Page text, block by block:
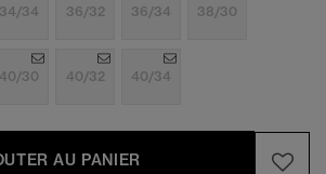
34/34 36/32 36/34 38/30
40/30 40/32 40/34
AU PANIER